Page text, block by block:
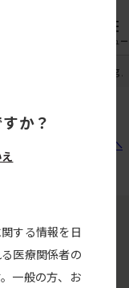
メニュー
イゼントラ20％ 皮下注
次へ
か？
する情報を日
医療関係者の
一般の方、お